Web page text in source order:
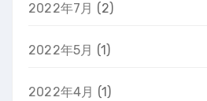
2022年7月 (2)
2022年5月 (1)
2022年4月 (1)